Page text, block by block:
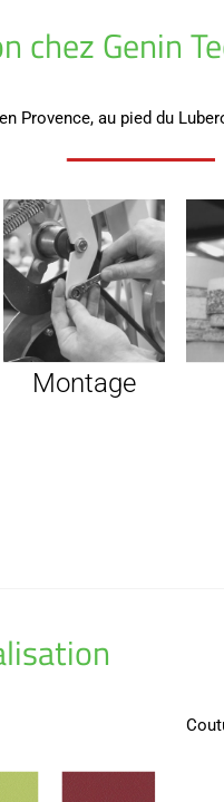
chez Genin
Provence, au pied du
Montage